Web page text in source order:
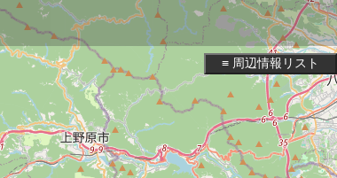
≡ 周辺情報リスト